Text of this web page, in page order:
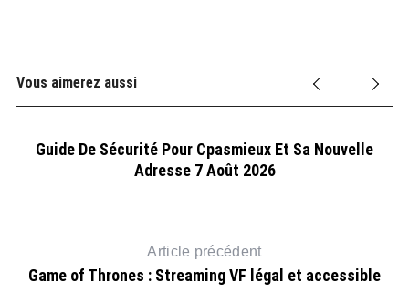
Vous aimerez aussi
Guide De Sécurité Pour Cpasmieux Et Sa Nouvelle
Adresse 7 Août 2026
Article précédent
Game of Thrones : Streaming VF légal et accessible